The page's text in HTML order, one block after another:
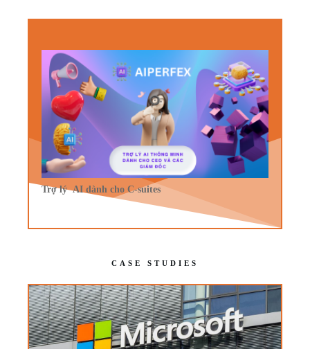
Trợ lý AI dành cho C-suites
CASE STUDIES